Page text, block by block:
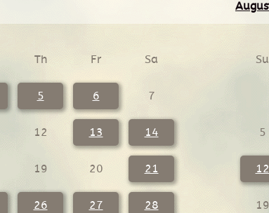
Th Fr Sa
5 6 7
12 13 14
19 20 21
26 27 28
Su
5
12
19